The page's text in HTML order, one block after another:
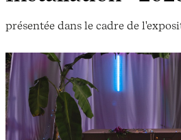
présentée dans le cadre de